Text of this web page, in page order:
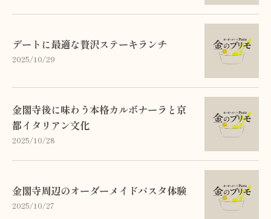
デートに最適な贅沢ステーキランチ
2025/10/29
金閣寺後に味わう本格カルボナーラと京
都イタリアン文化
2025/10/28
金閣寺周辺のオーダーメイドパスタ体験
2025/10/27